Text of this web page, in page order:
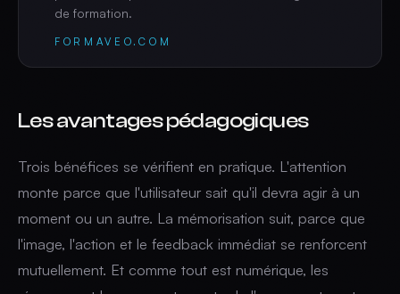
de formation.
FORMAVEO.COM
Les avantages pédagogiques
Trois bénéfices se vérifient en pratique. L'attention
monte parce que l'utilisateur sait qu'il devra agir à un
moment ou un autre. La mémorisation suit, parce que
l'image, l'action et le feedback immédiat se renforcent
mutuellement. Et comme tout est numérique, les